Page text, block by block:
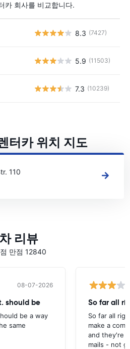
카 회사를 비교합니다.
8.3 (7427)
5.9 (11503)
7.3 (10239)
터카 위치 지도
소 보기
110
리뷰
만점 12840
08-07-2026
should be
be a way
same
So far all
So far all
make a
and they're
mails - not